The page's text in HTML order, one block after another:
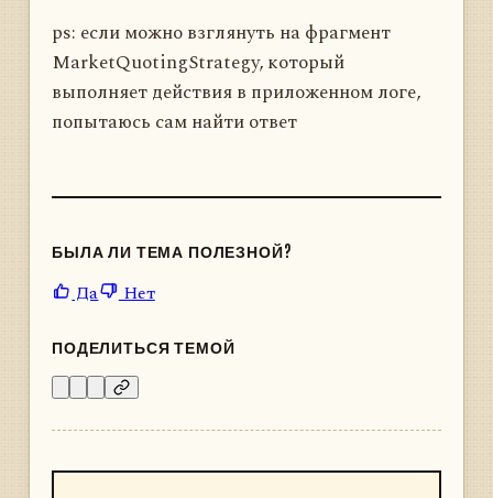
ps: если можно взглянуть на фрагмент
MarketQuotingStrategy, который
выполняет действия в приложенном логе,
попытаюсь сам найти ответ
БЫЛА ЛИ ТЕМА ПОЛЕЗНОЙ?
Да Нет
ПОДЕЛИТЬСЯ ТЕМОЙ